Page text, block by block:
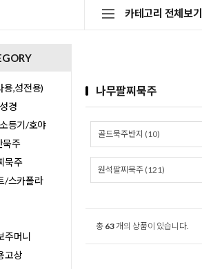
카테고리 전체보기
용,성전용)
경
등기/호야
주
묵주
/스카폴라
주머니
고상
나무팔찌묵주
골드묵주반지 (10)
원석팔찌묵주 (121)
총 63 개의 상품이 있습니다.